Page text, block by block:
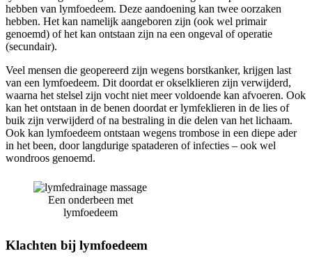
hebben van lymfoedeem. Deze aandoening kan twee oorzaken
hebben. Het kan namelijk aangeboren zijn (ook wel primair
genoemd) of het kan ontstaan zijn na een ongeval of operatie
(secundair).
Veel mensen die geopereerd zijn wegens borstkanker, krijgen last
van een lymfoedeem. Dit doordat er okselklieren zijn verwijderd,
waarna het stelsel zijn vocht niet meer voldoende kan afvoeren. Ook
kan het ontstaan in de benen doordat er lymfeklieren in de lies of
buik zijn verwijderd of na bestraling in die delen van het lichaam.
Ook kan lymfoedeem ontstaan wegens trombose in een diepe ader
in het been, door langdurige spataderen of infecties – ook wel
wondroos genoemd.
Een onderbeen met
lymfoedeem
Klachten bij lymfoedeem